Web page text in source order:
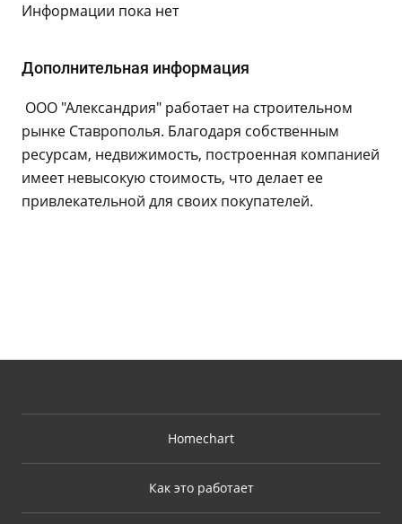
Информации пока нет
Дополнительная информация
ООО "Александрия" работает на строительном
рынке Ставрополья. Благодаря собственным
ресурсам, недвижимость, построенная компанией
имеет невысокую стоимость, что делает ее
привлекательной для своих покупателей.
Homechart
Как это работает